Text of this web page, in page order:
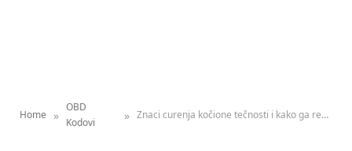
Home »
OBD
Kodovi
» Znaci curenja kočione tečnosti i kako ga rešiti